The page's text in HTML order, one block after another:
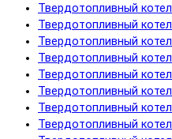
Твердотопливный
Твердотопливный
Твердотопливный
Твердотопливный
Твердотопливный
Твердотопливный
Твердотопливный
Твердотопливный